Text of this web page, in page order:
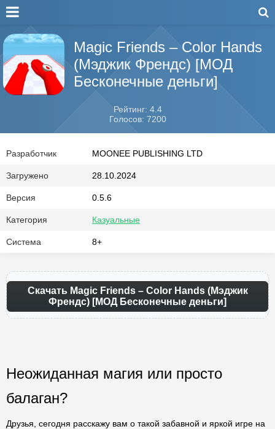
Magic Friends – Color Hands
(Мэджик Френдс) [МОД
Бесконечные деньги]
Рейтинг: 4.4
Голосов: 7200
Разработчик MOONEE PUBLISHING LTD
Загружено 28.10.2024
Версия 0.5.6
Категория Казуальные
Система 8+
Скачать Magic Friends – Color Hands (Мэджик
Френдс) [МОД Бесконечные деньги]
Неожиданная магия или просто
балаган?
Друзья, сегодня расскажу вам о такой забавной и яркой игре на